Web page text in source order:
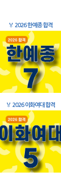
🏅 2026 한예종 합격
🏅 2026 이화여대 합격